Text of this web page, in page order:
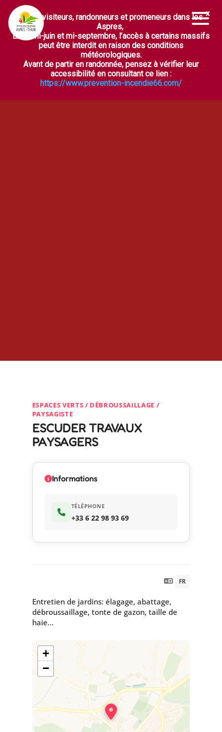
Ouvrir la barre d’outils
ESPACES VERTS / DÉBROUSSAILLAGE /
PAYSAGISTE
ESCUDER TRAVAUX
PAYSAGERS
FR
Entretien de jardins: élagage, abattage,
débroussaillage, tonte de gazon, taille de
haie...
+
−
Informations
TÉLÉPHONE
+33 6 22 98 93 69
Chers visiteurs, randonneurs et promeneurs dans les
Aspres,
Entre mi-juin et mi-septembre, l’accès à certains massifs
peut être interdit en raison des conditions
météorologiques.
Avant de partir en randonnée, pensez à vérifier leur
accessibilité en consultant ce lien :
https://www.prevention-incendie66.com/